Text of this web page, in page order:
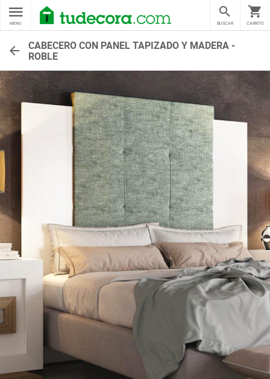
MENU CARRITO
BUSCAR
CABECERO CON PANEL TAPIZADO Y MADERA -
ROBLE